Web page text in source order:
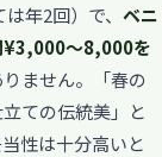
年2回）で、 ベニ
¥3,000〜8,000を
ません。「春の
ての伝統美」と
性は十分高いと